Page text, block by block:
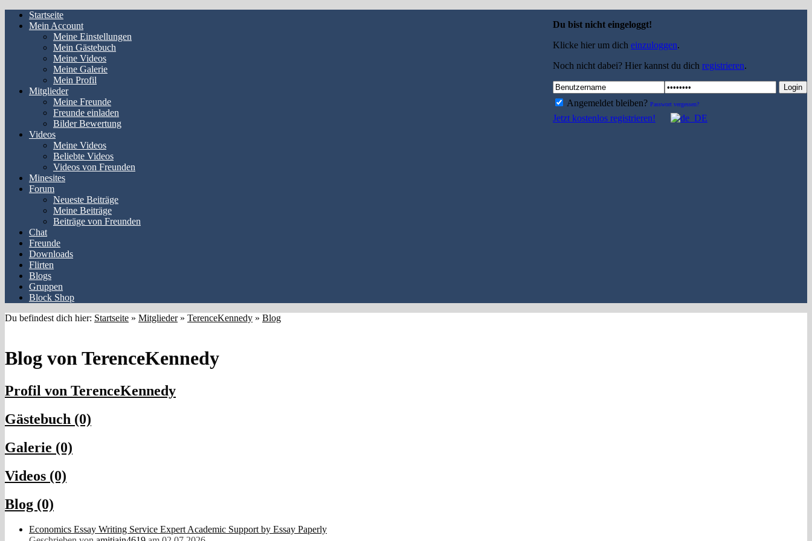
Du bist nicht eingeloggt!
Klicke hier um dich einzuloggen.
Noch nicht dabei? Hier kannst du dich registrieren.
Login
Angemeldet bleiben? Passwort vergessen?
Jetzt kostenlos registrieren!
Startseite
Mein Account
Meine Einstellungen
Mein Gästebuch
Meine Videos
Meine Galerie
Mein Profil
Mitglieder
Meine Freunde
Freunde einladen
Bilder Bewertung
Videos
Meine Videos
Beliebte Videos
Videos von Freunden
Minesites
Forum
Neueste Beiträge
Meine Beiträge
Beiträge von Freunden
Chat
Freunde
Downloads
Flirten
Blogs
Gruppen
Block Shop
Du befindest dich hier: Startseite » Mitglieder» TerenceKennedy » Blog
Blog von TerenceKennedy
Profil von TerenceKennedy
Gästebuch (0)
Galerie (0)
Videos (0)
Blog (0)
Economics Essay Writing Service Expert Academic Support by Essay Paperly